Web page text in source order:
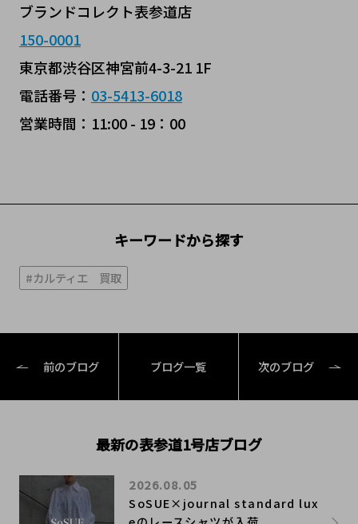
ブランドコレクト表参道店
150-0001
東京都渋谷区神宮前4-3-21 1F
電話番号： 03-5413-6018
営業時間：11:00 - 19：00
キーワードから探す
#カルティエ 買取
前のブログ ブログ一覧 次のブログ
最新の表参道1号店ブログ
SoSUE×journal standard lux
2026.08.05